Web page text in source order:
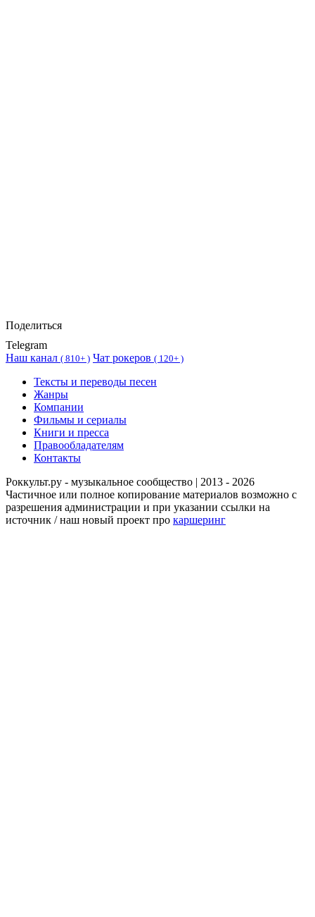
Поделиться
Telegram
Наш канал ( 810+ ) Чат рокеров ( 120+ )
Тексты и переводы песен
Жанры
Компании
Фильмы и сериалы
Книги и пресса
Правообладателям
Контакты
Роккульт.ру - музыкальное сообщество | 2013 - 2026
Частичное или полное копирование материалов возможно с
разрешения администрации и при указании ссылки на
источник / наш новый проект про каршеринг